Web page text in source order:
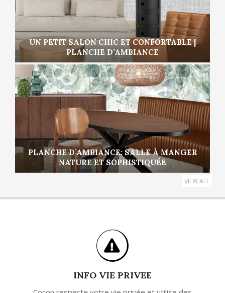
UN PETIT SALON CHIC ET CONFORTABLE |
PLANCHE D’AMBIANCE
PLANCHE D’AMBIANCE: SALLE À MANGER
NATURE ET SOPHISTIQUÉE
VIEW ALL
INFO VIE PRIVEE